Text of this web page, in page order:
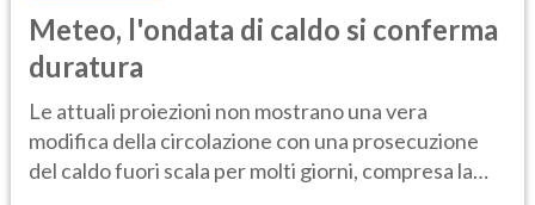
Meteo, l'ondata di caldo si conferma
duratura
Le attuali proiezioni non mostrano una vera
modifica della circolazione con una prosecuzione
del caldo fuori scala per molti giorni, compresa la